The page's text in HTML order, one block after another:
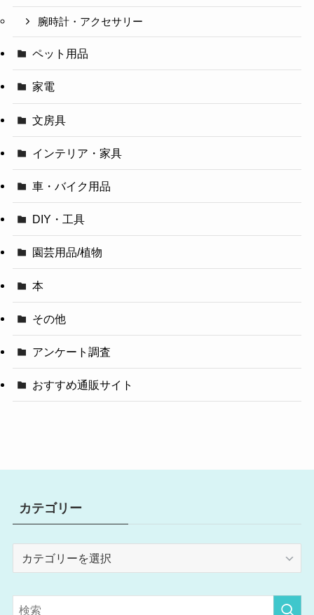
腕時計・アクセサリー
ペット用品
家電
文房具
インテリア・家具
車・バイク用品
DIY・工具
園芸用品/植物
本
その他
アンケート調査
おすすめ通販サイト
カテゴリー
リ